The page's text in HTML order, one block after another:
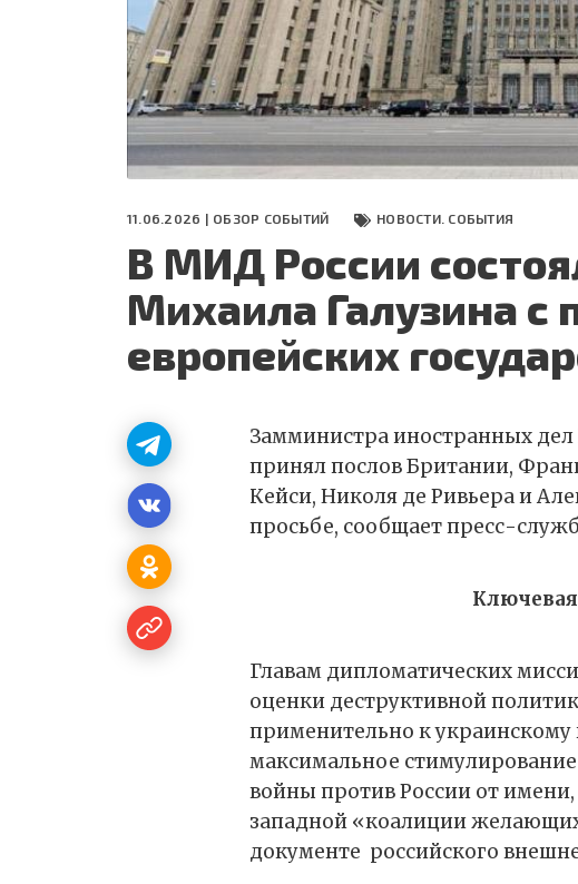
СЕГОДНЯ
ПОЛЯ БИТВЫ 2024
11.06.2026 | ОБЗОР СОБЫТИЙ НОВОСТИ. СОБЫТИЯ
В МИД России
Михаила Галузина с
европейских
Замминистра иностранных
принял послов Британии,
Кейси, Николя де Ривьера и
просьбе, сообщает пресс-
Главам дипломатических
оценки деструктивной
применительно к украинскому
максимальное
войны против России от
западной «коалиции
документе российского